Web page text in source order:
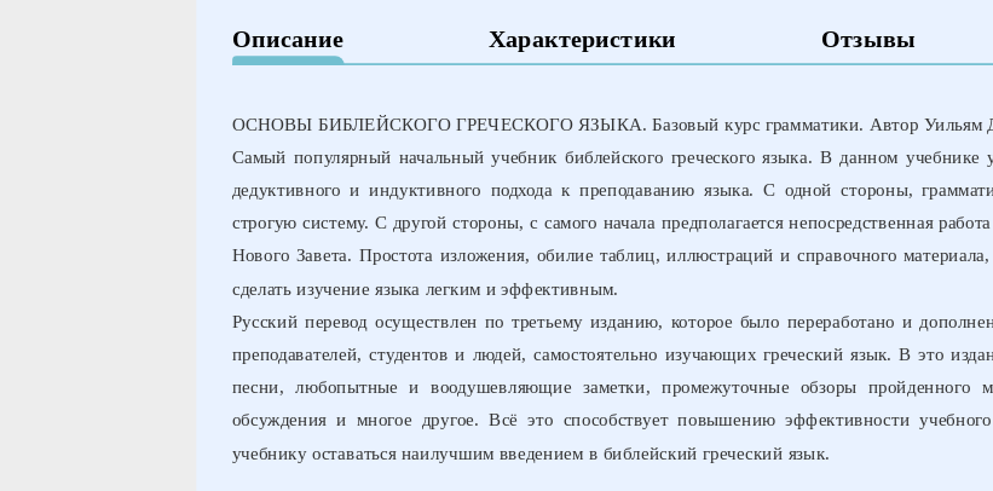
Описание Характеристики Отзывы
ОСНОВЫ БИБЛЕЙСКОГО ГРЕЧЕСКОГО ЯЗЫКА. Базовый курс грамматики. Автор Уильям Д.
Самый популярный начальный учебник библейского греческого языка. В данном учебнике
дедуктивного и индуктивного подхода к преподаванию языка. С одной стороны,
строгую систему. С другой стороны, с самого начала предполагается непосредственная
Нового Завета. Простота изложения, обилие таблиц, иллюстраций и справочного
сделать изучение языка легким и эффективным.
Русский перевод осуществлен по третьему изданию, которое было переработано и
преподавателей, студентов и людей, самостоятельно изучающих греческий язык. В это
песни, любопытные и воодушевляющие заметки, промежуточные обзоры пройденного
обсуждения и многое другое. Всё это способствует повышению эффективности
учебнику оставаться наилучшим введением в библейский греческий язык.